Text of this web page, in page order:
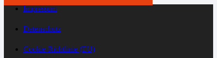
Impressum
Datenschutz
Cookie-Richtlinie (EU)